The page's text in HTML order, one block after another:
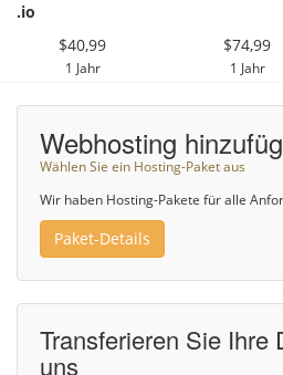
.io
$40,99
1 Jahr
$74,99
1 Jahr
Webhosting
Wählen Sie ein Hosting-Paket aus
Wir haben Hosting-Pakete für alle
Paket-Details
Transferieren Sie Ihre
uns